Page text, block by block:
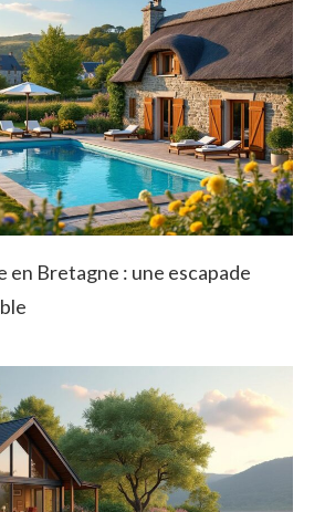
en Bretagne : une escapade